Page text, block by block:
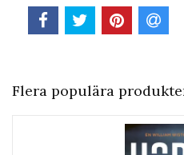
Flera populära